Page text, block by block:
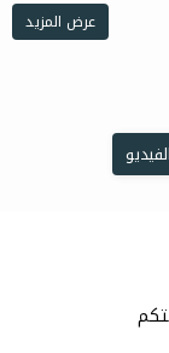
عرض المزيد